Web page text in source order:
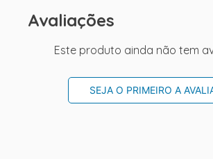
Avaliações
Este produto ainda não tem
SEJA O PRIMEIRO A